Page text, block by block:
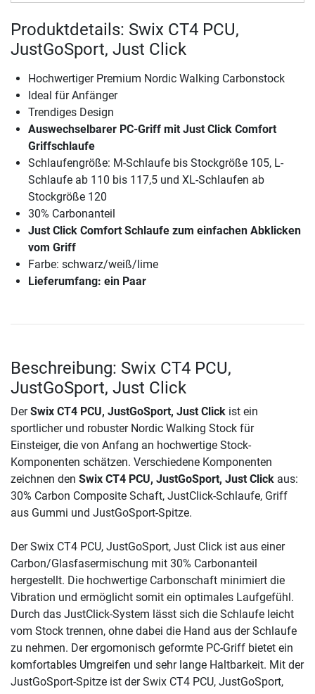
Produktdetails: Swix CT4 PCU,
JustGoSport, Just Click
Hochwertiger Premium Nordic Walking Carbonstock
Ideal für Anfänger
Trendiges Design
Auswechselbarer PC-Griff mit Just Click Comfort
Griffschlaufe
Schlaufengröße: M-Schlaufe bis Stockgröße 105, L-
Schlaufe ab 110 bis 117,5 und XL-Schlaufen ab
Stockgröße 120
30% Carbonanteil
Just Click Comfort Schlaufe zum einfachen Abklicken
vom Griff
Farbe: schwarz/weiß/lime
Lieferumfang: ein Paar
Beschreibung: Swix CT4 PCU,
JustGoSport, Just Click
DerSwix CT4 PCU, JustGoSport, Just Click ist ein
sportlicher und robuster Nordic Walking Stock für
Einsteiger, die von Anfang an hochwertige Stock-
Komponenten schätzen. Verschiedene Komponenten
zeichnen den Swix CT4 PCU, JustGoSport, Just Click aus:
30% Carbon Composite Schaft, JustClick-Schlaufe, Griff
aus Gummi und JustGoSport-Spitze.
Der Swix CT4 PCU, JustGoSport, Just Click ist aus einer
Carbon/Glasfasermischung mit 30% Carbonanteil
hergestellt. Die hochwertige Carbonschaft minimiert die
Vibration und ermöglicht somit ein optimales Laufgefühl.
Durch das JustClick-System lässt sich die Schlaufe leicht
vom Stock trennen, ohne dabei die Hand aus der Schlaufe
zu nehmen. Der ergomonisch geformte PC-Griff bietet ein
komfortables Umgreifen und sehr lange Haltbarkeit. Mit der
JustGoSport-Spitze ist der Swix CT4 PCU, JustGoSport,